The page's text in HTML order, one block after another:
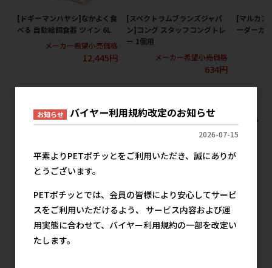
[ドギーマンハヤシ]なかよく食
べる 自動給餌食器 ツイン 6L
メーカー希望小売価格
12,445円
[スペクトラムブランズジャパ
ン]コング スタッフコングトレ
ー 1個用
メーカー希望小売価格
634円
[マルカン
ーダーカ
すべての犬猫用品 食器 給餌器の人気商品を見る
ルークラン(直送)の人気商品
お知らせ バイヤー利用規約改定のお知らせ
2026-07-15
平素よりPETポチッとをご利用いただき、誠にありが
とうございます。
PETポチッとでは、会員の皆様により安心してサービ
スをご利用いただけるよう、 サービス内容および運
用実態に合わせて、バイヤー利用規約の一部を改定い
たします。